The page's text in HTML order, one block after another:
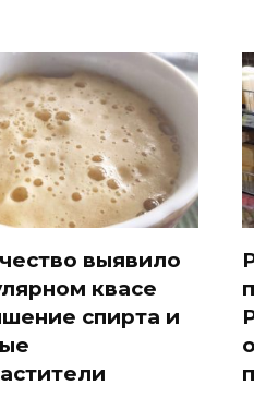
выявило
квасе
спирта и